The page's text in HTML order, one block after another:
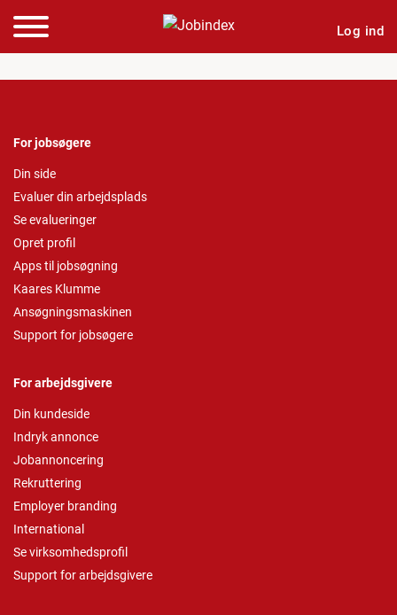
Log ind
For jobsøgere
Din side
Evaluer din arbejdsplads
Se evalueringer
Opret profil
Apps til jobsøgning
Kaares Klumme
Ansøgningsmaskinen
Support for jobsøgere
For arbejdsgivere
Din kundeside
Indryk annonce
Jobannoncering
Rekruttering
Employer branding
International
Se virksomhedsprofil
Support for arbejdsgivere